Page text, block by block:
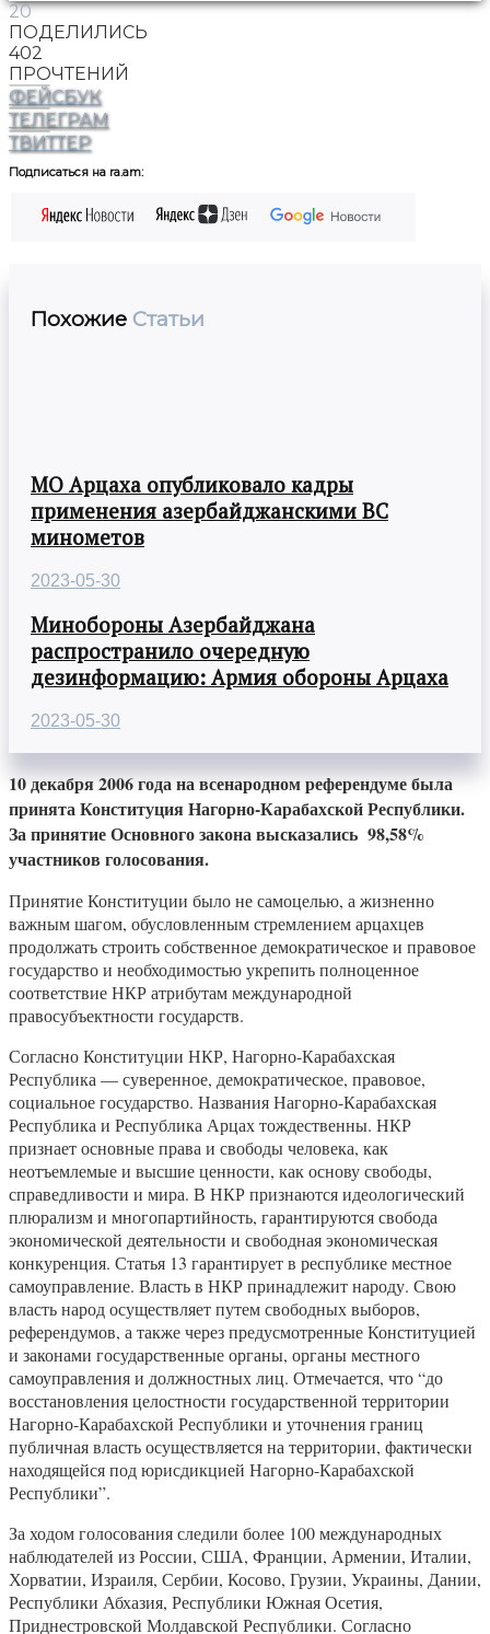
20
ПОДЕЛИЛИСЬ
402
ПРОЧТЕНИЙ
ФЕЙСБУК
ТЕЛЕГРАМ
ТВИТТЕР
Подписаться на ra.am:
Похожие Статьи
МО Арцаха опубликовало кадры
применения азербайджанскими ВС
минометов
2023-05-30
Минобороны Азербайджана
распространило очередную
дезинформацию: Армия обороны Арцаха
2023-05-30
10 декабря 2006 года на всенародном референдуме была
принята Конституция Нагорно-Карабахской Республики.
За принятие Основного закона высказались 98,58%
участников голосования.
Принятие Конституции было не самоцелью, а жизненно
важным шагом, обусловленным стремлением арцахцев
продолжать строить собственное демократическое и правовое
государство и необходимостью укрепить полноценное
соответствие НКР атрибутам международной
правосубъектности государств.
Согласно Конституции НКР, Нагорно-Карабахская
Республика — суверенное, демократическое, правовое,
социальное государство. Названия Нагорно-Карабахская
Республика и Республика Арцах тождественны. НКР
признает основные права и свободы человека, как
неотъемлемые и высшие ценности, как основу свободы,
справедливости и мира. В НКР признаются идеологический
плюрализм и многопартийность, гарантируются свобода
экономической деятельности и свободная экономическая
конкуренция. Статья 13 гарантирует в республике местное
самоуправление. Власть в НКР принадлежит народу. Свою
власть народ осуществляет путем свободных выборов,
референдумов, а также через предусмотренные Конституцией
и законами государственные органы, органы местного
самоуправления и должностных лиц. Отмечается, что “до
восстановления целостности государственной территории
Нагорно-Карабахской Республики и уточнения границ
публичная власть осуществляется на территории, фактически
находящейся под юрисдикцией Нагорно-Карабахской
Республики”.
За ходом голосования следили более 100 международных
наблюдателей из России, США, Франции, Армении, Италии,
Хорватии, Израиля, Сербии, Косово, Грузии, Украины, Дании,
Республики Абхазия, Республики Южная Осетия,
Приднестровской Молдавской Республики. Согласно